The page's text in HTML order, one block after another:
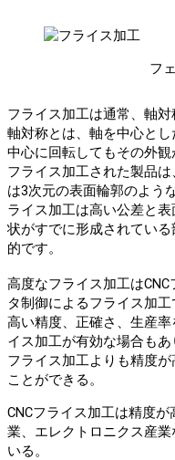
フ
フライス加工は通常、軸対
軸対称とは、軸を中心と
中心に回転してもその外観
フライス加工された製品
は3次元の表面輪郭のよう
ライス加工は高い公差と
状がすでに形成されてい
的です。
高度なフライス加工はCNC
タ制御によるフライス加
高い精度、正確さ、生産
イス加工が有効な場合もあ
フライス加工よりも精度
ことができる。
CNCフライス加工は精度
業、エレクトロニクス産
いる。